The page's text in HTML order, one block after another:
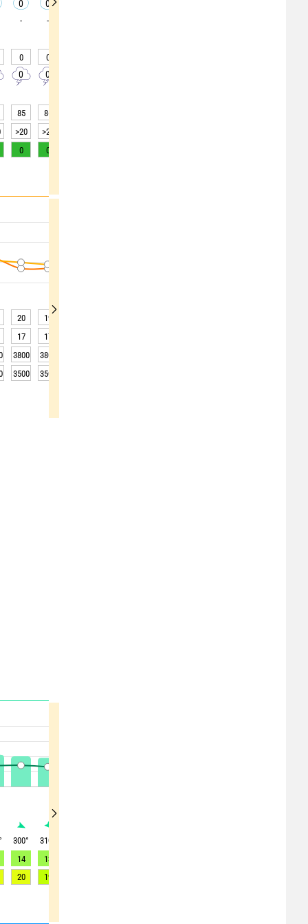
0 0
- -
0 0
0 0
85 86
>20 >20
0 0
20 19
17 17
3800 3800
3500 3500
300° 310
14 13
20 19